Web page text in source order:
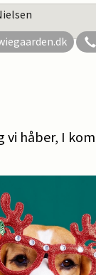
vi håber, I